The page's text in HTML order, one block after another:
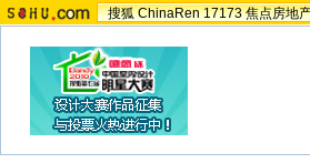
搜狐 ChinaRen 17173 焦点房地